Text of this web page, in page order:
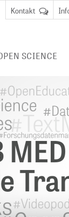
Kontakt
SCIENCE
E-